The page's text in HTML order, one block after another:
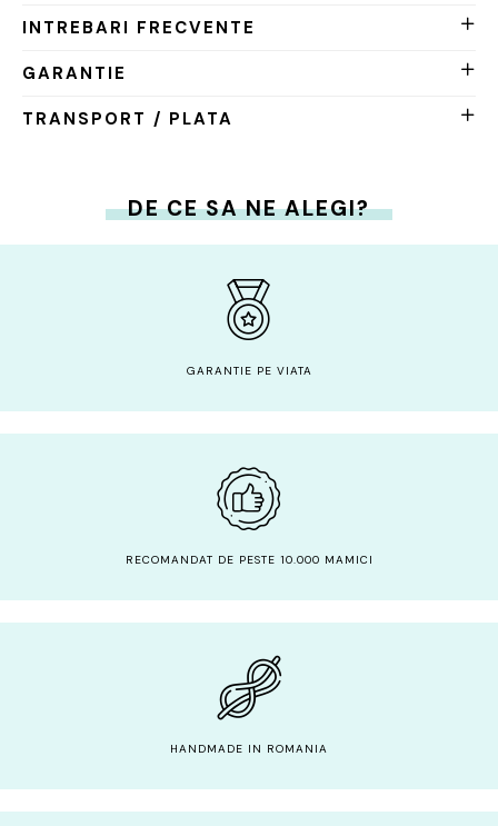
INTREBARI FRECVENTE
GARANTIE
TRANSPORT / PLATA
DE CE SA NE ALEGI?
GARANTIE PE VIATA
RECOMANDAT DE PESTE 10.000 MAMICI
HANDMADE IN ROMANIA